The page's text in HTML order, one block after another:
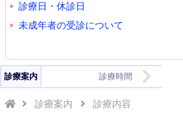
診療日・休診日
未成年者の受診について
診療案内 診療時間
診療案内 診療内容